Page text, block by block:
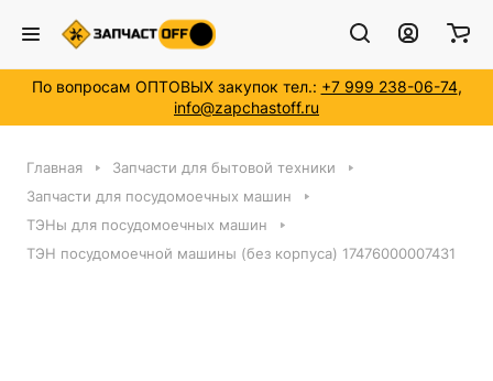
По вопросам ОПТОВЫХ закупок тел.: +7 999 238-06-74,
info@zapchastoff.ru
Главная
Запчасти для бытовой техники
Запчасти для посудомоечных машин
ТЭНы для посудомоечных машин
ТЭН посудомоечной машины (без корпуса) 17476000007431